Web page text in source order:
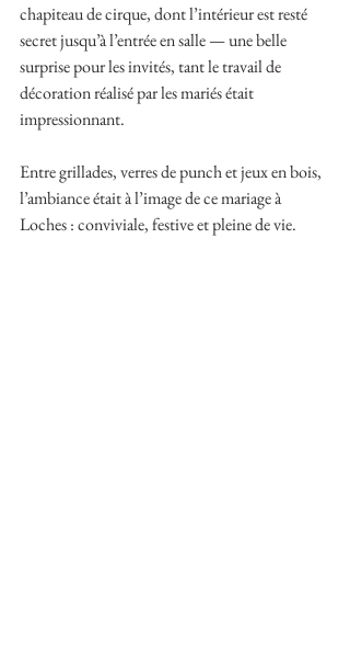
chapiteau de cirque, dont l’intérieur est resté
secret jusqu’à l’entrée en salle — une belle
surprise pour les invités, tant le travail de
décoration réalisé par les mariés était
impressionnant.
Entre grillades, verres de punch et jeux en bois,
l’ambiance était à l’image de ce mariage à
Loches : conviviale, festive et pleine de vie.